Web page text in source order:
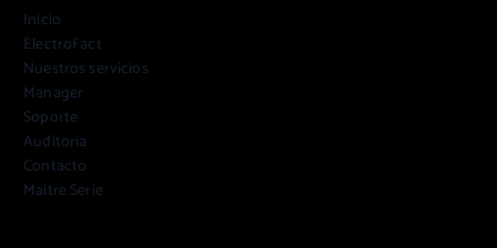
Inicio
ElectroFact
Nuestros servicios
Manager
Soporte
Auditoria
Contacto
Maitre Serie